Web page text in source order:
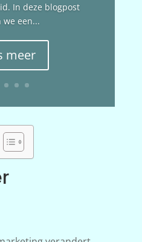
In deze blogpost
we een...
meer